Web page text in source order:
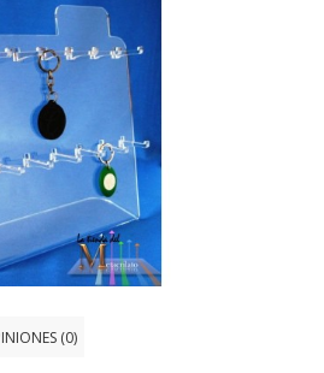
(0)